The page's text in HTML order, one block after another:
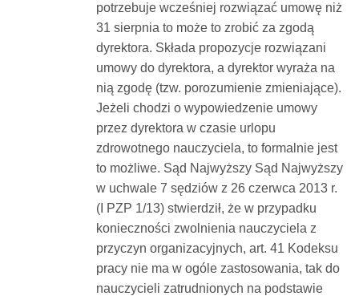
potrzebuje wcześniej rozwiązać umowę niż
31 sierpnia to może to zrobić za zgodą
dyrektora. Składa propozycje rozwiązani
umowy do dyrektora, a dyrektor wyraża na
nią zgodę (tzw. porozumienie zmieniające).
Jeżeli chodzi o wypowiedzenie umowy
przez dyrektora w czasie urlopu
zdrowotnego nauczyciela, to formalnie jest
to możliwe. Sąd Najwyższy Sąd Najwyższy
w uchwale 7 sędziów z 26 czerwca 2013 r.
(I PZP 1/13) stwierdził, że w przypadku
konieczności zwolnienia nauczyciela z
przyczyn organizacyjnych, art. 41 Kodeksu
pracy nie ma w ogóle zastosowania, tak do
nauczycieli zatrudnionych na podstawie